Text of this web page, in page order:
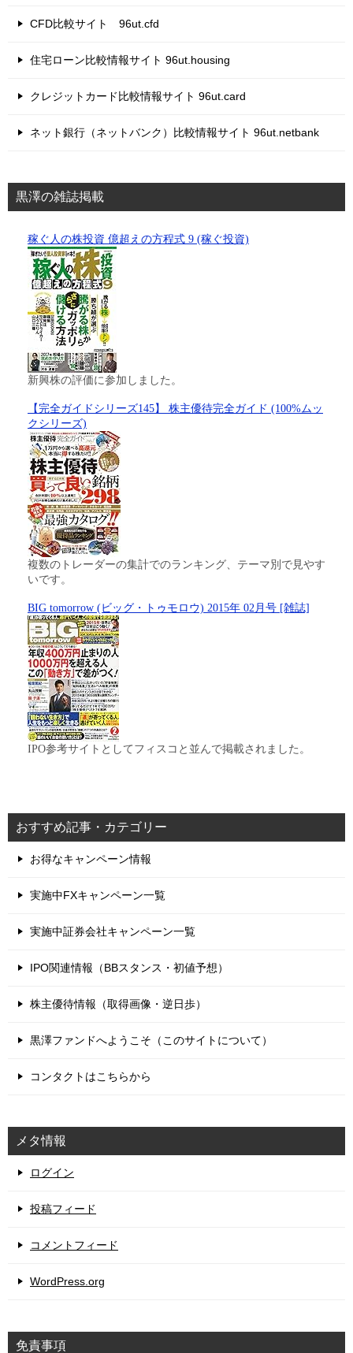
CFD比較サイト 96ut.cfd
住宅ローン比較情報サイト 96ut.housing
クレジットカード比較情報サイト 96ut.card
ネット銀行（ネットバンク）比較情報サイト 96ut.netbank
黒澤の雑誌掲載
稼ぐ人の株投資 億超えの方程式 9 (稼ぐ投資)
新興株の評価に参加しました。
【完全ガイドシリーズ145】 株主優待完全ガイド (100%ムッ
クシリーズ)
複数のトレーダーの集計でのランキング、テーマ別で見やす
いです。
BIG tomorrow (ビッグ・トゥモロウ) 2015年 02月号 [雑誌]
IPO参考サイトとしてフィスコと並んで掲載されました。
おすすめ記事・カテゴリー
お得なキャンペーン情報
実施中FXキャンペーン一覧
実施中証券会社キャンペーン一覧
IPO関連情報（BBスタンス・初値予想）
株主優待情報（取得画像・逆日歩）
黒澤ファンドへようこそ（このサイトについて）
コンタクトはこちらから
メタ情報
ログイン
投稿フィード
コメントフィード
WordPress.org
免責事項